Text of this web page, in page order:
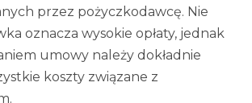
przez pożyczkodawcę. Nie
oznacza wysokie opłaty, jednak
umowy należy dokładnie
koszty związane z